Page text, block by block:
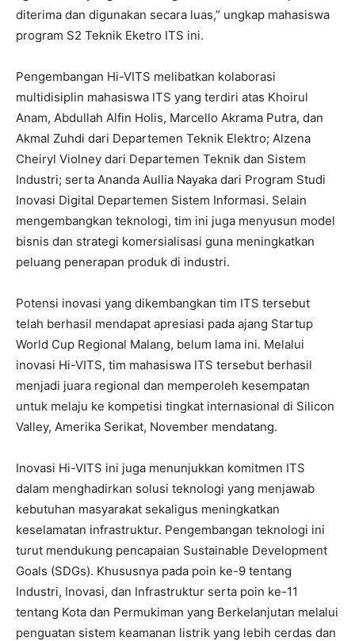
diterima dan digunakan secara luas,” ungkap mahasiswa
program S2 Teknik Eketro ITS ini.
Pengembangan Hi-VITS melibatkan kolaborasi
multidisiplin mahasiswa ITS yang terdiri atas Khoirul
Anam, Abdullah Alfin Holis, Marcello Akrama Putra, dan
Akmal Zuhdi dari Departemen Teknik Elektro; Alzena
Cheiryl Violney dari Departemen Teknik dan Sistem
Industri; serta Ananda Aullia Nayaka dari Program Studi
Inovasi Digital Departemen Sistem Informasi. Selain
mengembangkan teknologi, tim ini juga menyusun model
bisnis dan strategi komersialisasi guna meningkatkan
peluang penerapan produk di industri.
Potensi inovasi yang dikembangkan tim ITS tersebut
telah berhasil mendapat apresiasi pada ajang Startup
World Cup Regional Malang, belum lama ini. Melalui
inovasi Hi-VITS, tim mahasiswa ITS tersebut berhasil
menjadi juara regional dan memperoleh kesempatan
untuk melaju ke kompetisi tingkat internasional di Silicon
Valley, Amerika Serikat, November mendatang.
Inovasi Hi-VITS ini juga menunjukkan komitmen ITS
dalam menghadirkan solusi teknologi yang menjawab
kebutuhan masyarakat sekaligus meningkatkan
keselamatan infrastruktur. Pengembangan teknologi ini
turut mendukung pencapaian Sustainable Development
Goals (SDGs). Khususnya pada poin ke-9 tentang
Industri, Inovasi, dan Infrastruktur serta poin ke-11
tentang Kota dan Permukiman yang Berkelanjutan melalui
penguatan sistem keamanan listrik yang lebih cerdas dan